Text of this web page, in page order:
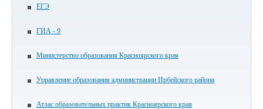
ЕГЭ
ГИА - 9
Министерство образования Красноярского края
Управление образования администрации Ирбейского района
Атлас образовательных практик Красноярского края